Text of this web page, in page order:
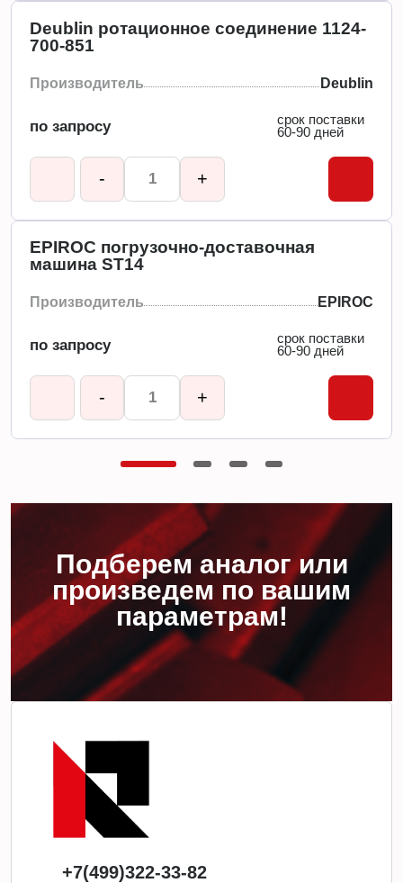
Deublin ротационное соединение 1124-
700-851
Производитель Deublin
по запросу
срок поставки
60-90 дней
- +
EPIROC погрузочно-доставочная
машина ST14
Производитель EPIROC
по запросу
срок поставки
60-90 дней
- +
Подберем аналог или
произведем по вашим
параметрам!
+7(499)322-33-82